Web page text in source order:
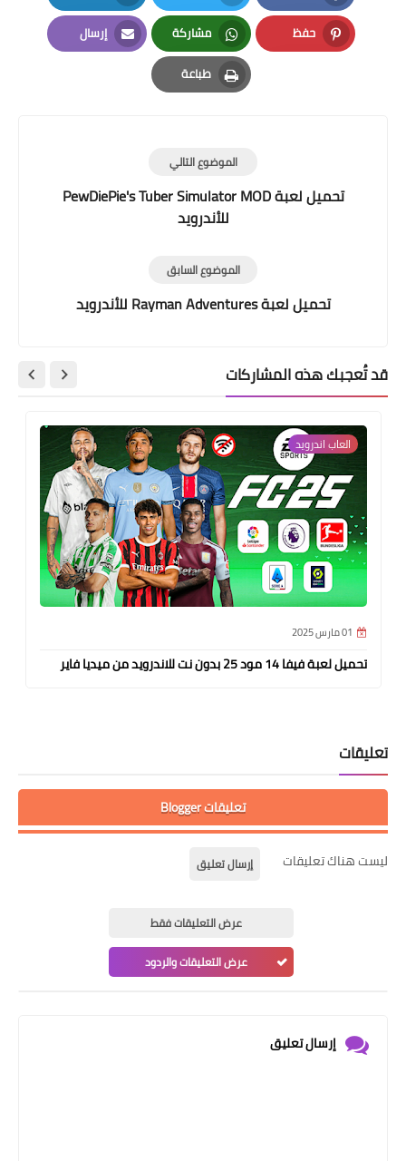
Facebook
Twitter
LinkedIn
حفظ
Pinterest
مشاركة
Whatsapp
إرسال
Email
طباعة
Print
الموضوع التالي
تحميل لعبة PewDiePie's Tuber Simulator MOD
للأندرويد
الموضوع السابق
تحميل لعبة Rayman Adventures‏ للأندرويد
قد تُعجبك هذه المشاركات
العاب اندرويد
01 مارس 2025
تحميل لعبة فيفا 14 مود 25 بدون نت للاندرويد من ميديا فاير
تعليقات
تعليقات Blogger
ليست هناك تعليقات إرسال تعليق
عرض التعليقات فقط
عرض التعليقات والردود
إرسال تعليق